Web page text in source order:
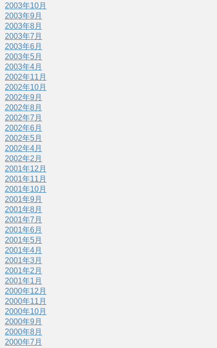
2003年10月
2003年9月
2003年8月
2003年7月
2003年6月
2003年5月
2003年4月
2002年11月
2002年10月
2002年9月
2002年8月
2002年7月
2002年6月
2002年5月
2002年4月
2002年2月
2001年12月
2001年11月
2001年10月
2001年9月
2001年8月
2001年7月
2001年6月
2001年5月
2001年4月
2001年3月
2001年2月
2001年1月
2000年12月
2000年11月
2000年10月
2000年9月
2000年8月
2000年7月